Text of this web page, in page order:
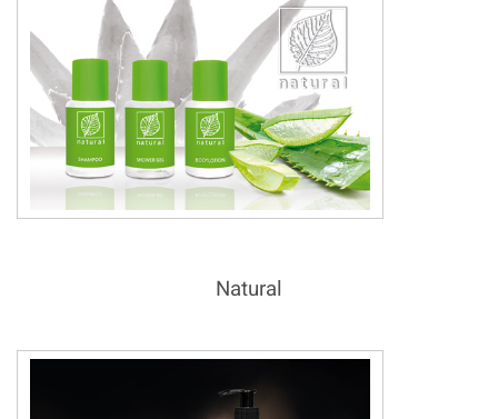
Natural